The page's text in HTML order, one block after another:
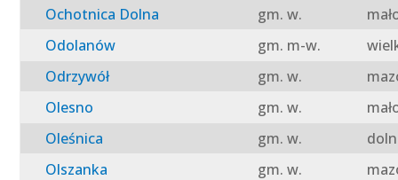
Ochotnica Dolna
gm. w.
Odolanów
gm. m-w.
Odrzywół
gm. w.
Olesno
gm. w.
Oleśnica
gm. w.
Olszanka
gm. w.